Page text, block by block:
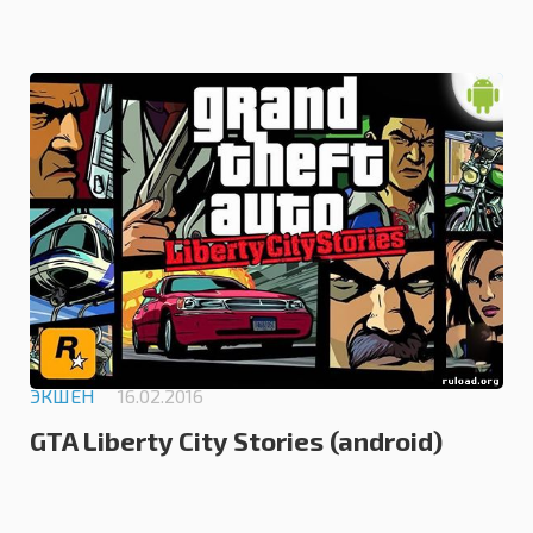
5.0
ЭКШЕН 16.02.2016
GTA Liberty City Stories (android)